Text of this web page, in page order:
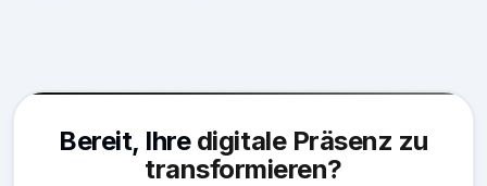
Bereit, Ihre digitale Präsenz zu
transformieren?